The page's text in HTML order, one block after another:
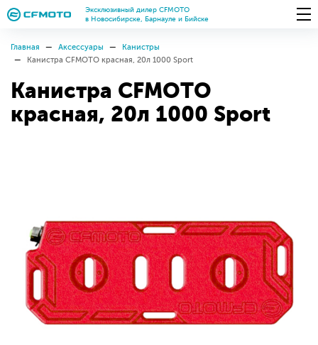
Эксклюзивный дилер CFMOTO
в Новосибирске, Барнауле и Бийске
Главная Аксессуары
Канистры
Канистра CFMOTO красная, 20л 1000 Sport
Канистра CFMOTO
красная, 20л 1000 Sport